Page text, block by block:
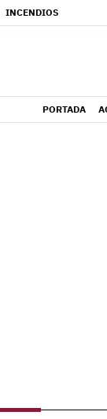
INCENDIOS
PORTADA